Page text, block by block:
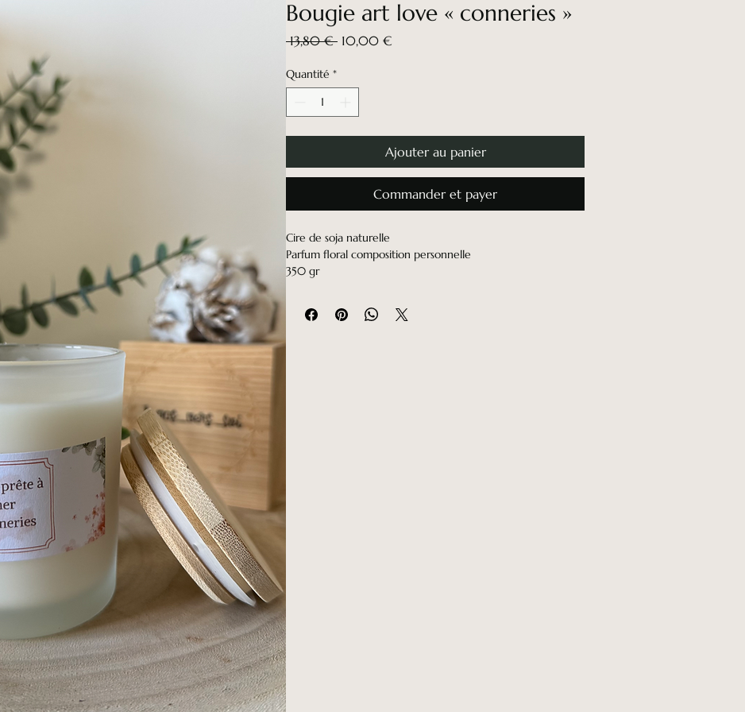
Bougie art love « conneries »
13,80 € Prix
10,00 €
Quantité *
Ajouter au panier
Commander et payer
Cire de soja naturelle
Parfum floral composition personnelle
350 gr
Expédition 24h à 48h